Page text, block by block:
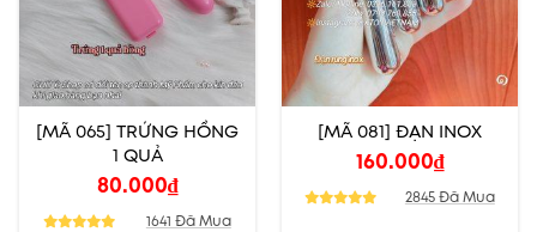
[MÃ 065] TRỨNG HỒNG
1 QUẢ
80.000₫
1641 Đã Mua
[MÃ 081] ĐẠN INOX
160.000₫
2845 Đã Mua